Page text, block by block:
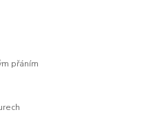
přáním